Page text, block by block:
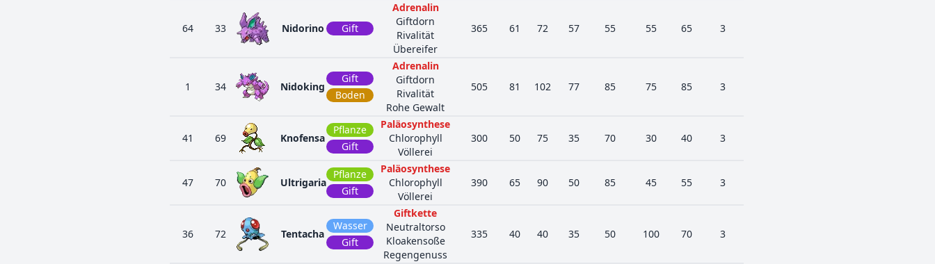
64 33 Nidorino Gift
Adrenalin
Giftdorn
Rivalität
Übereifer
365 61 72 57 55 55 65 3
1 34 Nidoking
Gift
Boden
Adrenalin
Giftdorn
Rivalität
Rohe Gewalt
505 81 102 77 85 75 85 3
41 69 Knofensa
Pflanze
Gift
Paläosynthese
Chlorophyll
Völlerei
300 50 75 35 70 30 40 3
47 70 Ultrigaria
Pflanze
Gift
Paläosynthese
Chlorophyll
Völlerei
390 65 90 50 85 45 55 3
36 72 Tentacha
Wasser
Gift
Giftkette
Neutraltorso
Kloakensoße
Regengenuss
335 40 40 35 50 100 70 3